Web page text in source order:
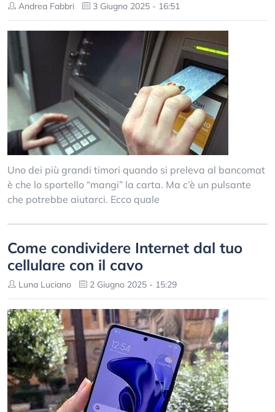
Andrea Fabbri 3 Giugno 2025 - 16:51
Uno dei più grandi timori quando si preleva al bancomat
è che lo sportello “mangi” la carta. Ma c’è un pulsante
che potrebbe aiutarci. Ecco quale
Come condividere Internet dal tuo
cellulare con il cavo
Luna Luciano 2 Giugno 2025 - 15:29